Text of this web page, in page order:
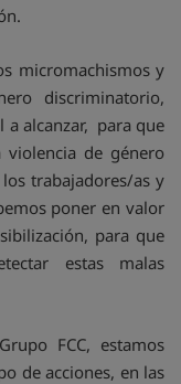
micromachismos y
discriminatorio,
alcanzar, para que
de género
trabajadores/as y
poner en valor
para que
estas malas
FCC, estamos
de acciones, en las